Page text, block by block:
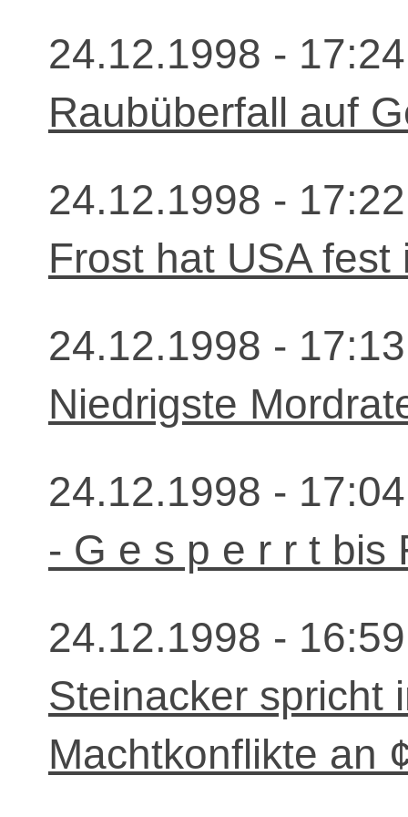
24.12.1998 -
Raubüberfall auf
24.12.1998 -
Frost hat USA
24.12.1998 -
Niedrigste
24.12.1998 -
- G e s p e r r t bis
24.12.1998 -
Steinacker spricht
Machtkonflikte an